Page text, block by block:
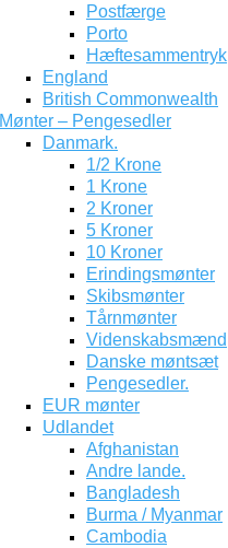
Postfærge
Porto
Hæftesammentryk
England
British Commonwealth
Mønter – Pengesedler
Danmark.
1/2 Krone
1 Krone
2 Kroner
5 Kroner
10 Kroner
Erindingsmønter
Skibsmønter
Tårnmønter
Videnskabsmænd
Danske møntsæt
Pengesedler.
EUR mønter
Udlandet
Afghanistan
Andre lande.
Bangladesh
Burma / Myanmar
Cambodia